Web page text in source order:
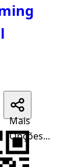
Mais
Opções...